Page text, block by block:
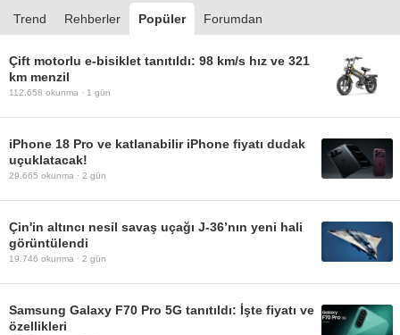
Trend Rehberler Popüler Forumdan
Çift motorlu e-bisiklet tanıtıldı: 98 km/s hız ve 321
km menzil
112.658 okunma · 1 gün
iPhone 18 Pro ve katlanabilir iPhone fiyatı dudak
uçuklatacak!
29.665 okunma · 2 gün
Çin'in altıncı nesil savaş uçağı J-36’nın yeni hali
görüntülendi
19.746 okunma · 2 gün
Samsung Galaxy F70 Pro 5G tanıtıldı: İşte fiyatı ve
özellikleri